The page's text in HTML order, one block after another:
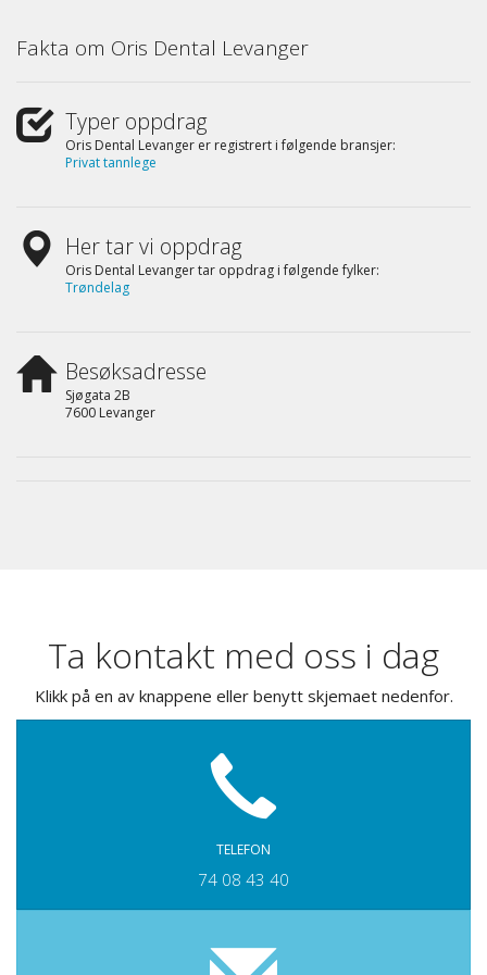
Fakta om Oris Dental Levanger
Typer oppdrag
Oris Dental Levanger er registrert i følgende bransjer:
Privat tannlege
Her tar vi oppdrag
Oris Dental Levanger tar oppdrag i følgende fylker:
Trøndelag
Besøksadresse
Sjøgata 2B
7600 Levanger
Ta kontakt med oss i dag
Klikk på en av knappene eller benytt skjemaet nedenfor.
TELEFON
74 08 43 40